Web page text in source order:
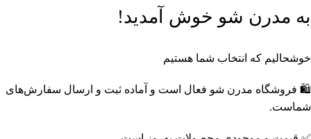
به مدرن شو خوش آمدید!
خوشحالیم که انتخاب شما هستیم
🛍️ فروشگاه مدرن شو فعال است و آماده ثبت و ارسال سفارش‌های
شماست.